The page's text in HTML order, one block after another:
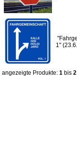
1"
angezeigte Produkte: 1bis 2